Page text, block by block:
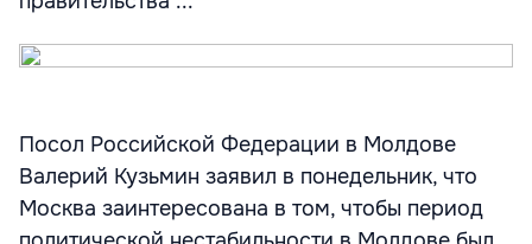
Посол Российской Федерации в Молдове
Валерий Кузьмин заявил в понедельник, что
Москва заинтересована в том, чтобы период